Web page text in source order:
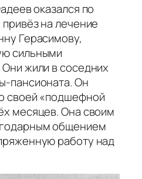
оказался по
на лечение
Герасимову,
сильными
жили в соседних
пансионата. Он
своей «подшефной
месяцев. Она своим
общением
работу над